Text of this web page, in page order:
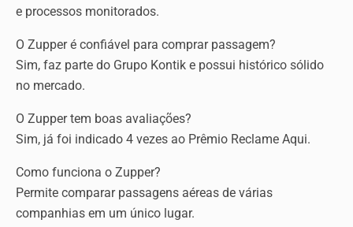
e processos monitorados.
O Zupper é confiável para comprar passagem?
Sim, faz parte do Grupo Kontik e possui histórico sólido
no mercado.
O Zupper tem boas avaliações?
Sim, já foi indicado 4 vezes ao Prêmio Reclame Aqui.
Como funciona o Zupper?
Permite comparar passagens aéreas de várias
companhias em um único lugar.